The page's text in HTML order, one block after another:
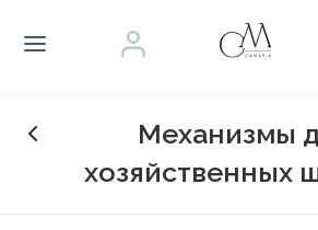
Механизмы
хозяйственных